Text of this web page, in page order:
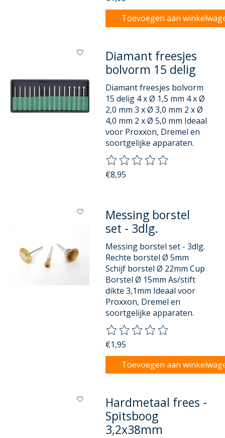
Toevoegen aan
Diamant freesjes
bolvorm 15 delig
Diamant freesjes bolvorm
15 delig 4 x Ø 1,5 mm 4 x Ø
2,0 mm 3 x Ø 3,0 mm 2 x Ø
4,0 mm 2 x Ø 5,0 mm Ideaal
voor Proxxon, Dremel en
soortgelijke apparaten.
De beoordeling van dit
€8,95
Messing borstel
set - 3dlg.
Messing borstel set - 3dlg.
Rechte borstel Ø 5mm
Schijf borstel Ø 22mm Cup
Borstel Ø 15mm As/stift
dikte 3,1mm Ideaal voor
Proxxon, Dremel en
soortgelijke apparaten.
De beoordeling van dit
€1,95
Toevoegen aan
Hardmetaal frees -
Spitsboog
3,2x38mm